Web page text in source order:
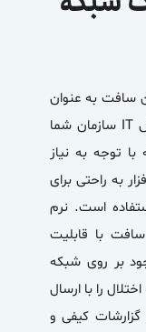
سافتبه عنوان
یک ابزار کاربردی و مورد نیاز برای بخش IT سازمان شما
با توجه به نیاز
به راحتی برای
است. نرم
سافتبا قابلیت
بر روی شبکه
را با ارسال
گزارشات کیفی و